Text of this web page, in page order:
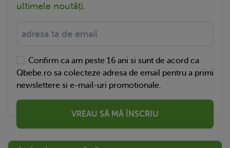
ultimele noutăți.
Confirm ca am peste 16 ani si sunt de acord ca
Qbebe.ro sa colecteze adresa de email pentru a primi
newslettere si e-mail-uri promotionale.
VREAU SĂ MĂ ÎNSCRIU